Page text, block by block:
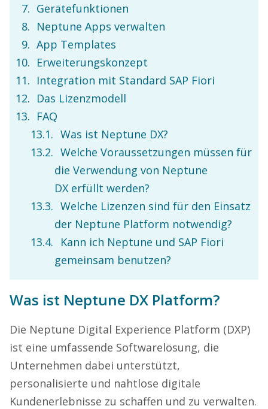
Gerätefunktionen
Neptune Apps verwalten
App Templates
Erweiterungskonzept
Integration mit Standard SAP Fiori
Das Lizenzmodell
FAQ
Was ist Neptune DX?
Welche Voraussetzungen müssen für
die Verwendung von Neptune
DX erfüllt werden?
Welche Lizenzen sind für den Einsatz
der Neptune Platform notwendig?
Kann ich Neptune und SAP Fiori
gemeinsam benutzen?
Was ist Neptune DX Platform?
Die Neptune Digital Experience Platform (DXP)
ist eine umfassende Softwarelösung, die
Unternehmen dabei unterstützt,
personalisierte und nahtlose digitale
Kundenerlebnisse zu schaffen und zu verwalten.